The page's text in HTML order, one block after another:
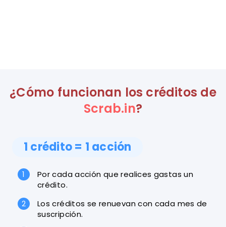
¿Cómo funcionan los créditos de
Scrab.in?
1 crédito = 1 acción
Por cada acción que realices gastas un
crédito.
Los créditos se renuevan con cada mes de
suscripción.